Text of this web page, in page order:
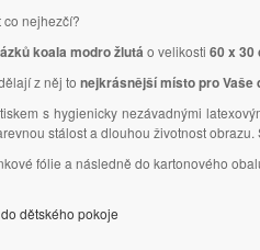
co nejhezčí?
koala modro žlutá o velikosti 60 x 30
z něj to nejkrásnější místo pro Vaše
s hygienicky nezávadnými
stálost a dlouhou životnost
fólie a následně do kartonového
dětského pokoje